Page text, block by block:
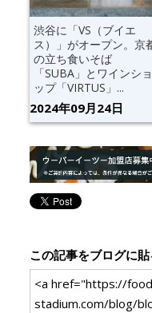
渋谷に「VS（ブイエ
ス）」がオープン。京
の立ち食いそば
「SUBA」とワインショ
ップ「VIRTUS」...
2024年09月24日
この記事をブログに貼
<a href="https://
stadium.com/blog/